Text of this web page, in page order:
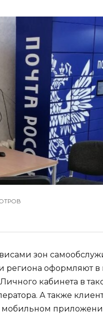
зон
региона оформляют в
кабинета в
А также
мобильном